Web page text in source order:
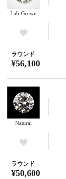
Lab-Grown
ラウンド
¥56,100
Natural
ラウンド
¥50,600